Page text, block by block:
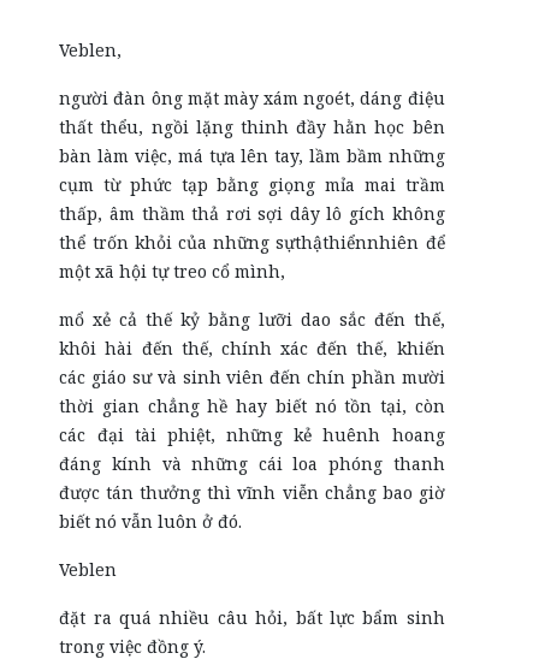
Veblen,
người đàn ông mặt mày xám ngoét, dáng điệu
thất thểu, ngồi lặng thinh đầy hằn học bên
bàn làm việc, má tựa lên tay, lầm bầm những
cụm từ phức tạp bằng giọng mỉa mai trầm
thấp, âm thầm thả rơi sợi dây lô gích không
thể trốn khỏi của những sựthậthiểnnhiên để
một xã hội tự treo cổ mình,
mổ xẻ cả thế kỷ bằng lưỡi dao sắc đến thế,
khôi hài đến thế, chính xác đến thế, khiến
các giáo sư và sinh viên đến chín phần mười
thời gian chẳng hề hay biết nó tồn tại, còn
các đại tài phiệt, những kẻ huênh hoang
đáng kính và những cái loa phóng thanh
được tán thưởng thì vĩnh viễn chẳng bao giờ
biết nó vẫn luôn ở đó.
Veblen
đặt ra quá nhiều câu hỏi, bất lực bẩm sinh
trong việc đồng ý.